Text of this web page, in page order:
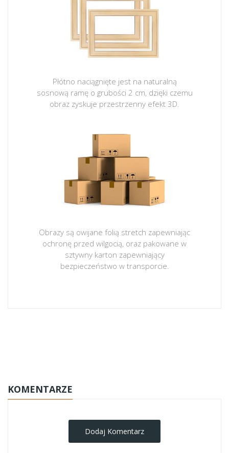
Płótno naciągnięte jest na naturalną
sosnową ramę o grubości 2 cm, dzięki czemu
obraz zyskuje przestrzenny efekt 3D.
Obrazy są owijane folią stretch zapewniając
ochronę przed wilgocią, oraz pakowane w
sztywny karton zapewniający
bezpieczeństwo w transporcie.
KOMENTARZE
Dodaj Komentarz